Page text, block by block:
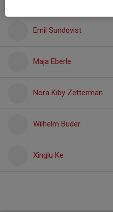
Emil Sundqvist
Maja Eberle
Nora Kiby Zetterman
Wilhelm Buder
Xinglu Ke